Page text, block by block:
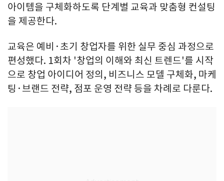
아이템을 구체화하도록 단계별 교육과 맞춤형 컨설팅
을 제공한다.
교육은 예비·초기 창업자를 위한 실무 중심 과정으로
편성했다. 1회차 '창업의 이해와 최신 트렌드'를 시작
으로 창업 아이디어 정의, 비즈니스 모델 구체화, 마케
팅·브랜드 전략, 점포 운영 전략 등을 차례로 다룬다.